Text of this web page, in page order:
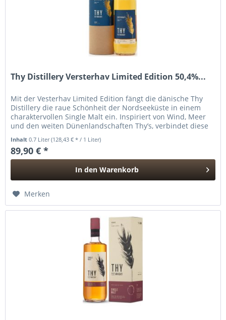
Thy Distillery Versterhav Limited Edition 50,4%...
Mit der Vesterhav Limited Edition fängt die dänische Thy
Distillery die raue Schönheit der Nordseeküste in einem
charaktervollen Single Malt ein. Inspiriert von Wind, Meer
und den weiten Dünenlandschaften Thy’s, verbindet diese
Inhalt0.7 Liter(128,43 € * / 1 Liter)
89,90 € *
In den Warenkorb
Merken